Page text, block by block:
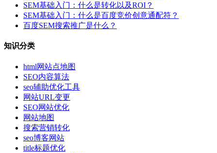
SEM基础入门：什么是转化以及ROI？
SEM基础入门：什么是百度竞价创意通配符？
百度SEM搜索推广是什么？
知识分类
html网站点地图
SEO内容算法
seo辅助优化工具
网站URL变更
SEO网站优化
网站地图
搜索营销转化
seo博客网站
title标题优化